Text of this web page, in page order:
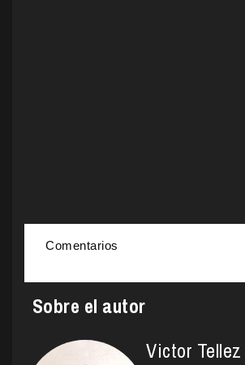
Comentarios
Sobre el autor
Victor Tellez